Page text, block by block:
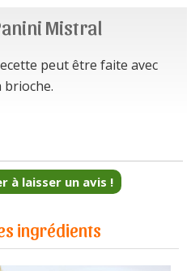
Mistral
peut être faite avec
brioche.
à laisser un avis !
ingrédients